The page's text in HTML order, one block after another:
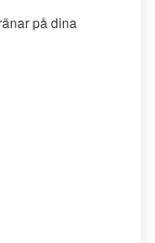
på dina